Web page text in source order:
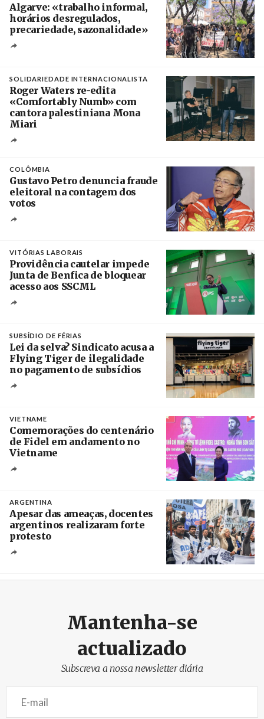
Algarve: «trabalho informal,
horários desregulados,
precariedade, sazonalidade»
SOLIDARIEDADE INTERNACIONALISTA
Roger Waters re-edita
«Comfortably Numb» com
cantora palestiniana Mona
Miari
COLÔMBIA
Gustavo Petro denuncia fraude
eleitoral na contagem dos
votos
VITÓRIAS LABORAIS
Providência cautelar impede
Junta de Benfica de bloquear
acesso aos SSCML
SUBSÍDIO DE FÉRIAS
Lei da selva? Sindicato acusa a
Flying Tiger de ilegalidade
no pagamento de subsídios
VIETNAME
Comemorações do centenário
de Fidel em andamento no
Vietname
ARGENTINA
Apesar das ameaças, docentes
argentinos realizaram forte
protesto
Mantenha-se
actualizado
Subscreva a nossa newsletter diária